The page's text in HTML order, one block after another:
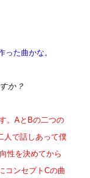
った曲かな。
か？
。AとBの二つの
人で話しあって僕
性を決めてから
コンセプトCの曲